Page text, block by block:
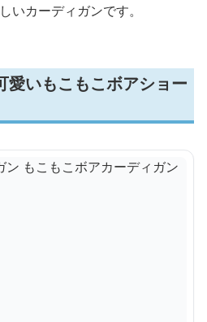
いカーディガンです。
愛いもこもこボアショー